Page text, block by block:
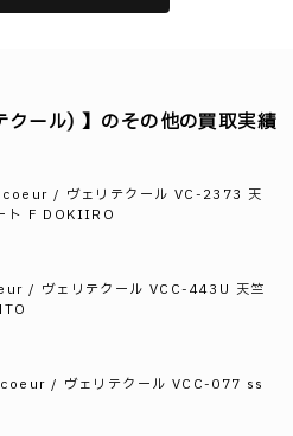
ール) 】のその他の買取実績
/ ヴェリテクール VC-2373 天
ト F DOKIIRO
/ ヴェリテクール VCC-443U 天竺
/ ヴェリテクール VCC-077 ss